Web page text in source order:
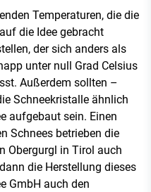
Temperaturen, die die
die Idee gebracht
der sich anders als
unter null Grad Celsius
Außerdem sollten –
Schneekristalle ähnlich
aufgebaut sein. Einen
Schnees betrieben die
Obergurgl in Tirol auch
die Herstellung dieses
GmbH auch den